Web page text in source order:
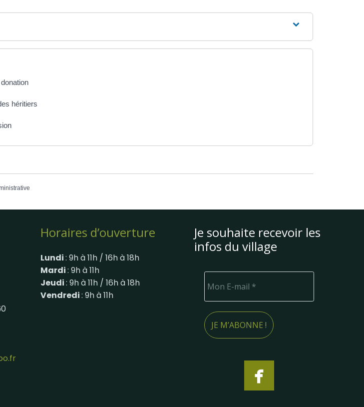
héritiers
Horaires d’ouverture
Lundi: 9h à 11h / 16h à 18h
Mardi: 9h à 11h
Jeudi: 9h à 11h / 16h à 18h
Vendredi: 9h à 11h
Je souhaite recevoir les
infos du village